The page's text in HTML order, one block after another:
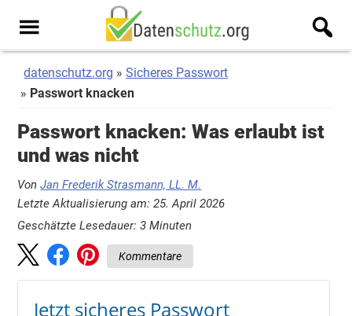
Inhalt
springen
Seitenspalte
springen
Men
datenschutz.org
Sicheres Passwort
Passwort knacken
Passwort knacken: Was erlaubt ist
und was nicht
VonJan Frederik Strasmann, LL. M.
Letzte Aktualisierung am: 25. April 2026
Geschätzte Lesedauer: 3 Minuten
Kommentare